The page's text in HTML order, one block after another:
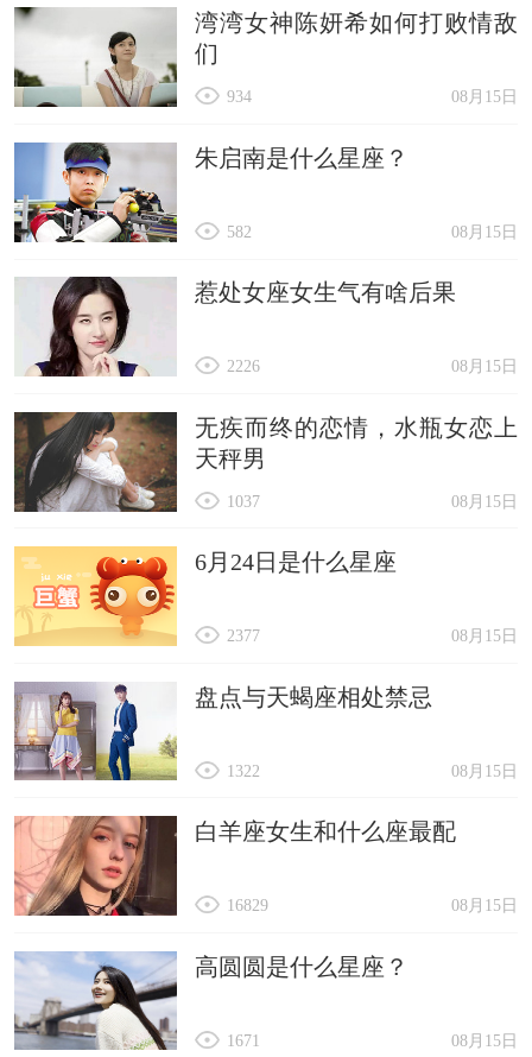
湾湾女神陈妍希如何打败情敌
们
08月15日
934
朱启南是什么星座？
08月15日
582
惹处女座女生气有啥后果
08月15日
2226
无疾而终的恋情，水瓶女恋上
天秤男
08月15日
1037
6月24日是什么星座
08月15日
2377
盘点与天蝎座相处禁忌
08月15日
1322
白羊座女生和什么座最配
08月15日
16829
高圆圆是什么星座？
08月15日
1671